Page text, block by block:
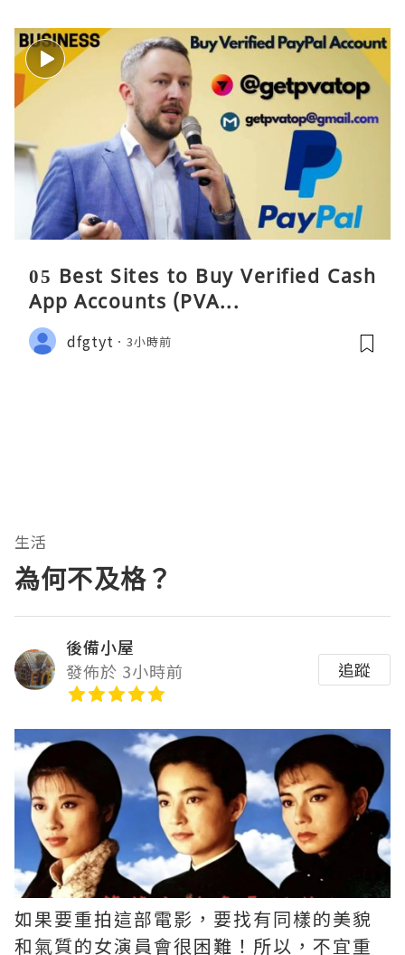
05 Best Sites to Buy Verified Cash
App Accounts (PVA...
dfgtyt 3小時前
生活
為何不及格？
後備小屋
發佈於 3小時前
追蹤
如果要重拍這部電影，要找有同樣的美貌
和氣質的女演員會很困難！所以，不宜重